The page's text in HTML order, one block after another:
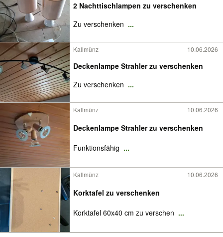
2 Nachttischlampen zu verschenken
Zu verschenken ...
Kallmünz 10.06.2026
Deckenlampe Strahler zu verschenken
Zu verschenken ...
Kallmünz 10.06.2026
Deckenlampe Strahler zu verschenken
Funktionsfähig ...
Kallmünz 10.06.2026
Korktafel zu verschenken
Korktafel 60x40 cm zu verschen ...